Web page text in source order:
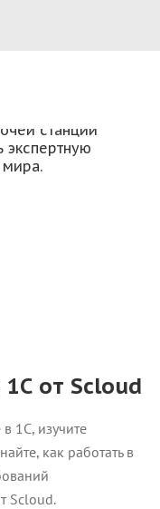
станции
экспертную
от Scloud
1С, изучите
как работать в
Scloud.